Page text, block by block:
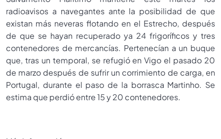
radioavisos a navegantes ante la posibilidad de que
existan más neveras flotando en el Estrecho, después
de que se hayan recuperado ya 24 frigoríficos y tres
contenedores de mercancías. Pertenecían a un buque
que, tras un temporal, se refugió en Vigo el pasado 20
de marzo después de sufrir un corrimiento de carga, en
Portugal, durante el paso de la borrasca Martinho. Se
estima que perdió entre 15 y 20 contenedores.